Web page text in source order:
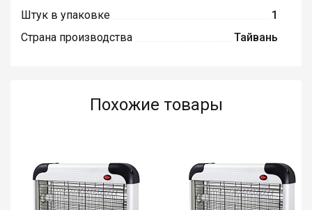
Штук в упаковке
1
Страна производства
Тайвань
Похожие товары